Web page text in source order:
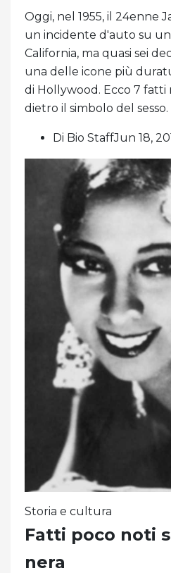
Oggi, nel 1955, il 24enne
un incidente d'auto su
California, ma quasi sei
una delle icone più
di Hollywood. Ecco 7
dietro il simbolo del sesso.
Di Bio StaffJun 18,
Storia e cultura
Fatti poco noti
nera